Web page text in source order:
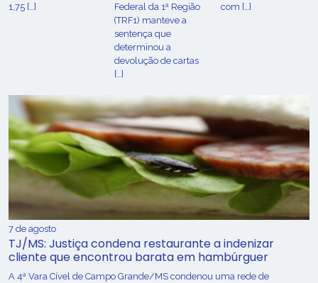
1,75 […]
Federal da 1ª Região
(TRF1) manteve a
sentença que
determinou a
devolução de cartas
[…]
com […]
7 de agosto
TJ/MS: Justiça condena restaurante a indenizar
cliente que encontrou barata em hambúrguer
A 4ª Vara Cível de Campo Grande/MS condenou uma rede de